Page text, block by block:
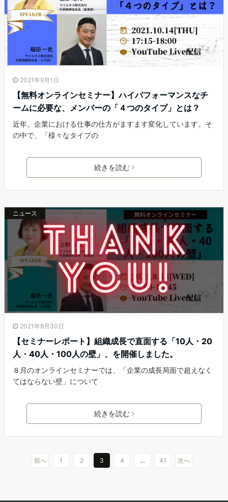
2021年9月1日
【無料オンラインセミナー】ハイパフォーマンスなチ
ームに必要な、メンバーの「４つのタイプ」とは？
近年、企業における仕事の仕方がますます変化しています。そ
の中で、「様々なタイプの
続きを読む
ニュース
2021年8月30日
【セミナーレポート】組織成長で直面する「10人・20
人・40人・100人の壁」、を開催しました。
８月のオンラインセミナーでは、「企業の成長局面で超えなく
てはならない壁」について
続きを読む
前へ 1 2 3 4 … 41 次へ